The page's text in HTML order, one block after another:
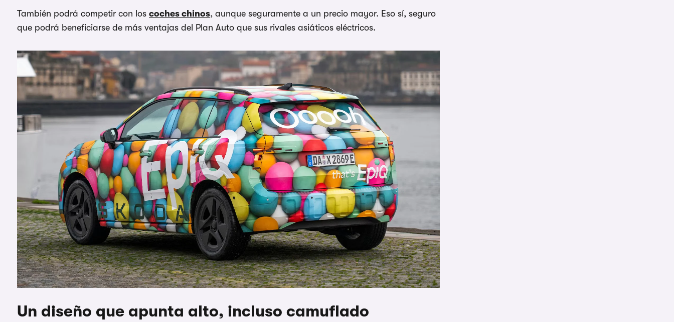
También podrá competir con los coches chinos, aunque seguramente a un precio mayor. Eso sí, seguro
que podrá beneficiarse de más ventajas del Plan Auto que sus rivales asiáticos eléctricos.
Un diseño que apunta alto, incluso camuflado